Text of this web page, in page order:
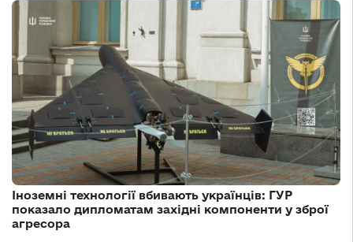
Іноземні технології вбивають українців: ГУР
показало дипломатам західні компоненти у зброї
агресора